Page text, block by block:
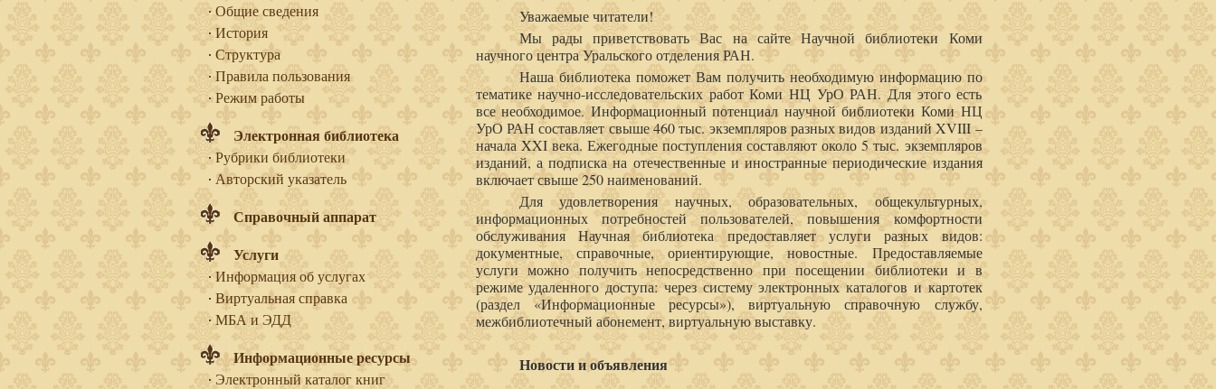
Общие сведения
История
Структура
Правила пользования
Режим работы
Электронная библиотека
Рубрики библиотеки
Авторский указатель
Справочный аппарат
Услуги
Информация об услугах
Виртуальная справка
МБА и ЭДД
Информационные ресурсы
Электронный каталог книг
Уважаемые читатели!
Мы рады приветствовать Вас на сайте Научной библиотеки Коми
научного центра Уральского отделения РАН.
Наша библиотека поможет Вам получить необходимую информацию по
тематике научно-исследовательских работ Коми НЦ УрО РАН. Для этого есть
все необходимое. Информационный потенциал научной библиотеки Коми НЦ
УрО РАН составляет свыше 460 тыс. экземпляров разных видов изданий XVIII –
начала XXI века. Ежегодные поступления составляют около 5 тыс. экземпляров
изданий, а подписка на отечественные и иностранные периодические издания
включает свыше 250 наименований.
Для удовлетворения научных, образовательных, общекультурных,
информационных потребностей пользователей, повышения комфортности
обслуживания Научная библиотека предоставляет услуги разных видов:
документные, справочные, ориентирующие, новостные. Предоставляемые
услуги можно получить непосредственно при посещении библиотеки и в
режиме удаленного доступа: через систему электронных каталогов и картотек
(раздел «Информационные ресурсы»), виртуальную справочную службу,
межбиблиотечный абонемент, виртуальную выставку.
Новости и объявления